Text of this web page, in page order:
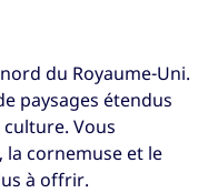
du Royaume-Uni.
paysages étendus
Vous
cornemuse et le
à offrir.